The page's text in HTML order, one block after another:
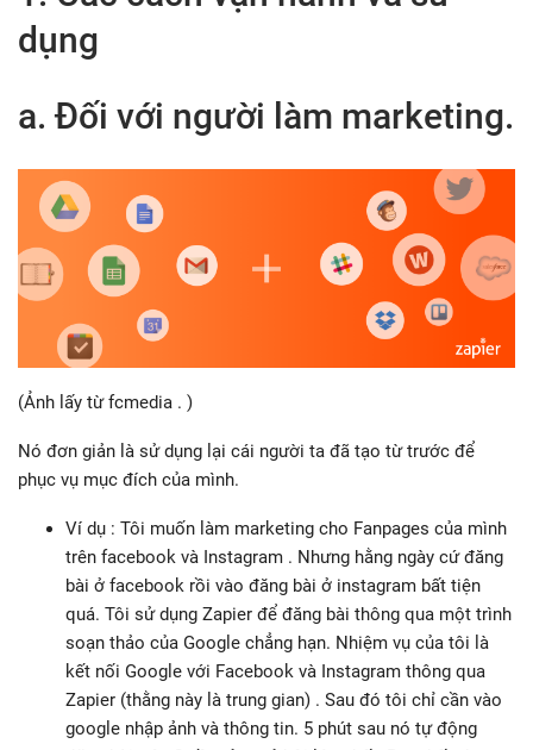
dụng
a. Đối với người làm marketing.
(Ảnh lấy từ fcmedia . )
Nó đơn giản là sử dụng lại cái người ta đã tạo từ trước để
phục vụ mục đích của mình.
Ví dụ : Tôi muốn làm marketing cho Fanpages của mình
trên facebook và Instagram . Nhưng hằng ngày cứ đăng
bài ở facebook rồi vào đăng bài ở instagram bất tiện
quá. Tôi sử dụng Zapier để đăng bài thông qua một trình
soạn thảo của Google chẳng hạn. Nhiệm vụ của tôi là
kết nối Google với Facebook và Instagram thông qua
Zapier (thằng này là trung gian) . Sau đó tôi chỉ cần vào
google nhập ảnh và thông tin. 5 phút sau nó tự động